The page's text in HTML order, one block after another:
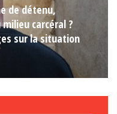
de détenu,
carcéral ?
sur la situation